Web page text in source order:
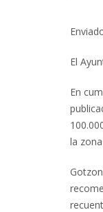
El
En
la